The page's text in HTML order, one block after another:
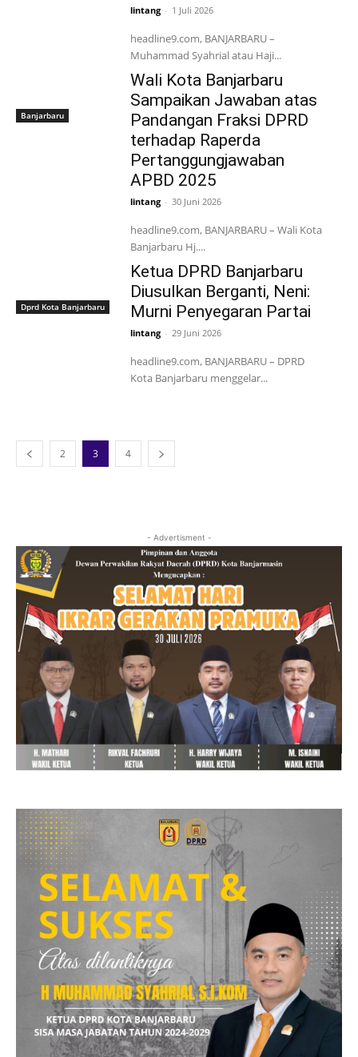
lintang - 1 Juli 2026
headline9.com, BANJARBARU –
Muhammad Syahrial atau Haji...
Banjarbaru
Wali Kota Banjarbaru
Sampaikan Jawaban atas
Pandangan Fraksi DPRD
terhadap Raperda
Pertanggungjawaban
APBD 2025
lintang - 30 Juni 2026
headline9.com, BANJARBARU – Wali Kota
Banjarbaru Hj....
Dprd Kota Banjarbaru
Ketua DPRD Banjarbaru
Diusulkan Berganti, Neni:
Murni Penyegaran Partai
lintang - 29 Juni 2026
headline9.com, BANJARBARU – DPRD
Kota Banjarbaru menggelar...
2 3 4
- Advertisment -